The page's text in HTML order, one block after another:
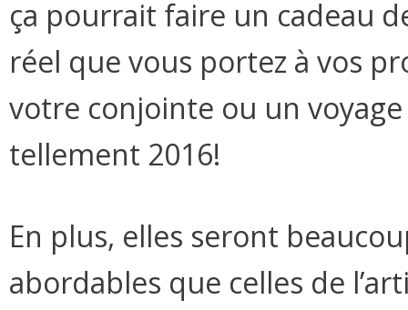
ça pourrait faire un cadeau
réel que vous portez à vos
votre conjointe ou un
tellement 2016!
En plus, elles seront
abordables que celles de